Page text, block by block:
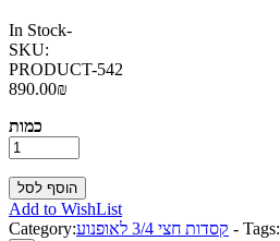
In Stock-
SKU:
PRODUCT-542
890.00₪
כמות
Add to WishList
Category:
קסדות חצי 3/4 לאופנוע - Tags: